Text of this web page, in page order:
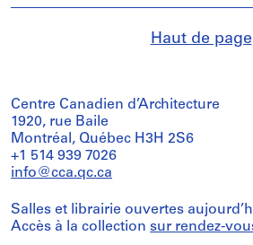
Haut de page
Centre Canadien d’Architecture
1920, rue Baile
Montréal, Québec H3H 2S6
+1 514 939 7026
info@cca.qc.ca
Salles et librairie ouvertes
Accès à la collection sur rendez-